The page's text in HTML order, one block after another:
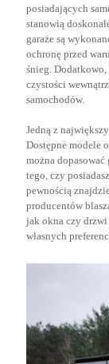
posiadających
stanowią
garaże są
ochronę przed
śnieg.
czystości
samochodów.
Jedną z
Dostępne modele
można
tego, czy
pewnością
producentów
jak okna czy
własnych